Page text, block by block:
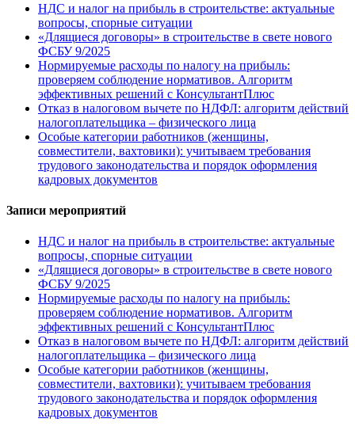
НДС и налог на прибыль в строительстве: актуальные
вопросы, спорные ситуации
«Длящиеся договоры» в строительстве в свете нового
ФСБУ 9/2025
Нормируемые расходы по налогу на прибыль:
проверяем соблюдение нормативов. Алгоритм
эффективных решений с КонсультантПлюс
Отказ в налоговом вычете по НДФЛ: алгоритм действий
налогоплательщика – физического лица
Особые категории работников (женщины,
совместители, вахтовики): учитываем требования
трудового законодательства и порядок оформления
кадровых документов
Записи мероприятий
НДС и налог на прибыль в строительстве: актуальные
вопросы, спорные ситуации
«Длящиеся договоры» в строительстве в свете нового
ФСБУ 9/2025
Нормируемые расходы по налогу на прибыль:
проверяем соблюдение нормативов. Алгоритм
эффективных решений с КонсультантПлюс
Отказ в налоговом вычете по НДФЛ: алгоритм действий
налогоплательщика – физического лица
Особые категории работников (женщины,
совместители, вахтовики): учитываем требования
трудового законодательства и порядок оформления
кадровых документов